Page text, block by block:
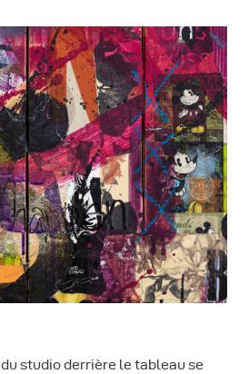
studio derrière le tableau se